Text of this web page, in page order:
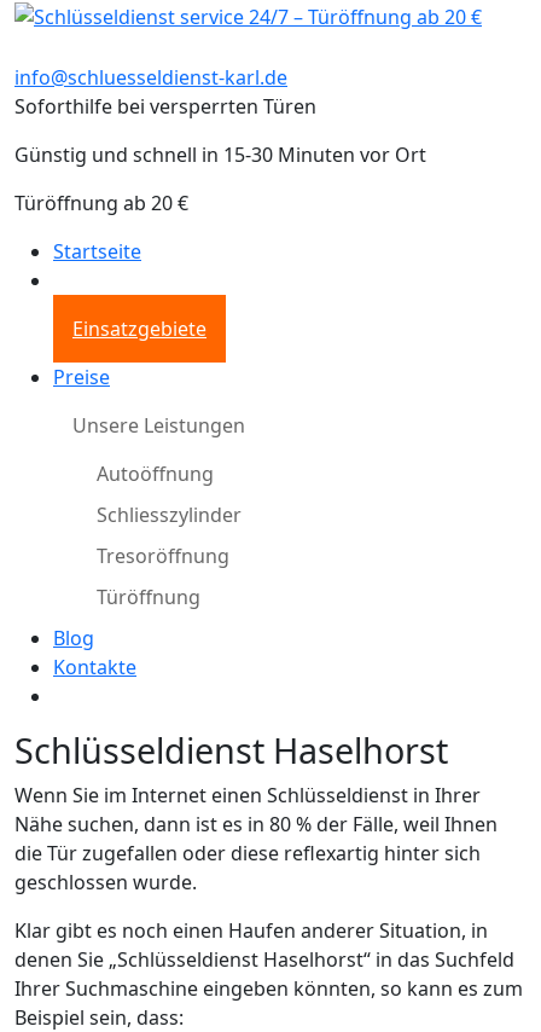
info@schluesseldienst-karl.de
Soforthilfe bei versperrten Türen
Günstig und schnell in 15-30 Minuten vor Ort
Türöffnung ab 20 €
Startseite
Einsatzgebiete
Preise
Unsere Leistungen
Autoöffnung
Schliesszylinder
Tresoröffnung
Türöffnung
Blog
Kontakte
Schlüsseldienst Haselhorst
Wenn Sie im Internet einen Schlüsseldienst in Ihrer
Nähe suchen, dann ist es in 80 % der Fälle, weil Ihnen
die Tür zugefallen oder diese reflexartig hinter sich
geschlossen wurde.
Klar gibt es noch einen Haufen anderer Situation, in
denen Sie „Schlüsseldienst Haselhorst“ in das Suchfeld
Ihrer Suchmaschine eingeben könnten, so kann es zum
Beispiel sein, dass: